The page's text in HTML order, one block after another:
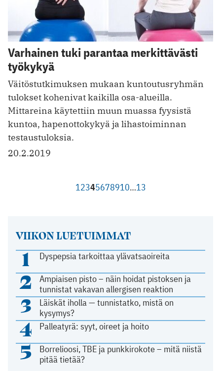
Varhainen tuki parantaa merkittävästi
työkykyä
Väitöstutkimuksen mukaan kuntoutusryhmän
tulokset kohenivat kaikilla osa-alueilla.
Mittareina käytettiin muun muassa fyysistä
kuntoa, hapenottokykyä ja lihastoiminnan
testaustuloksia.
20.2.2019
12345678910…13
VIIKON LUETUIMMAT
1 Dyspepsia tarkoittaa ylävatsaoireita
2
Ampiaisen pisto – näin hoidat pistoksen ja
tunnistat vakavan allergisen reaktion
3
Läiskät iholla — tunnistatko, mistä on
kysymys?
4 Palleatyrä: syyt, oireet ja hoito
5
Borrelioosi, TBE ja punkkirokote – mitä niistä
pitää tietää?